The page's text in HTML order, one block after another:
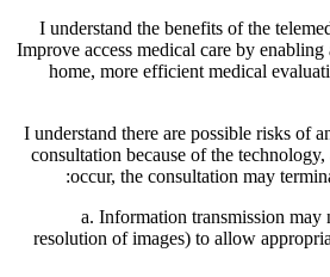
I understand the benefits of the
Improve access medical care by
home, more efficient medical
I understand there are possible risks of
consultation because of the
occur, the consultation may
a. Information transmission
resolution of images) to allow